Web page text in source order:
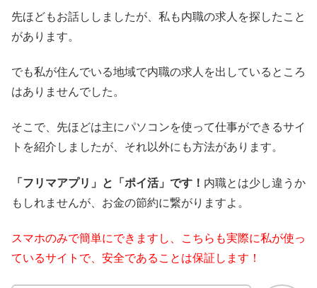
先ほどもお話ししましたが、私も内職の求人を探したこと
があります。
でも私が住んでいる地域で内職の求人を出しているところ
はありませんでした。
そこで、先ほどは主にパソコンを使って仕事ができるサイ
トを紹介しましたが、それ以外にも方法があります。
「フリマアプリ」と「ポイ活」です！ 内職とは少し違うか
もしれませんが、お金の節約に繋がりますよ。
スマホのみで簡単にできますし、こちらも実際に私が使っ
ているサイトで、安全であることは保証します！